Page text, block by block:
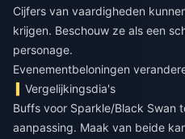
Cijfers van vaardigheden
krijgen. Beschouw ze als een
personage.
Evenementbeloningen
Vergelijkingsdia's
Buffs voor Sparkle/Black Swan
aanpassing. Maak van beide